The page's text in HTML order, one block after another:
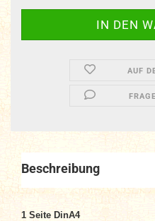
AUF
Beschreibung
1 Seite DinA4